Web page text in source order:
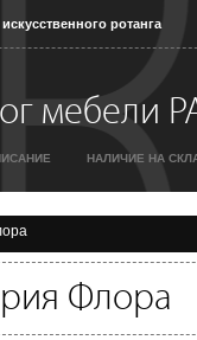
ротанга
мебели
НАЛИЧИЕ НА
Флора